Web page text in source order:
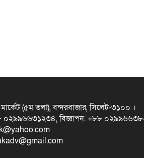
(৫ম তলা), বন্দরবাজার, সিলেট-৩১০০ ।
০২৯৯৬৬৩১২৩৪, বিজ্ঞাপন: +৮৮